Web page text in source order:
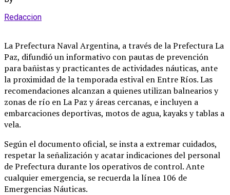
Redaccion
La Prefectura Naval Argentina, a través de la Prefectura La
Paz, difundió un informativo con pautas de prevención
para bañistas y practicantes de actividades náuticas, ante
la proximidad de la temporada estival en Entre Ríos. Las
recomendaciones alcanzan a quienes utilizan balnearios y
zonas de río en La Paz y áreas cercanas, e incluyen a
embarcaciones deportivas, motos de agua, kayaks y tablas a
vela.
Según el documento oficial, se insta a extremar cuidados,
respetar la señalización y acatar indicaciones del personal
de Prefectura durante los operativos de control. Ante
cualquier emergencia, se recuerda la línea 106 de
Emergencias Náuticas.